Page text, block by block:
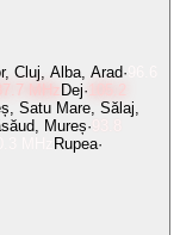
Cluj, Alba, Arad·
87.7 Dej·
Satu Mare, Sălaj,
Mureș·
Rupea·